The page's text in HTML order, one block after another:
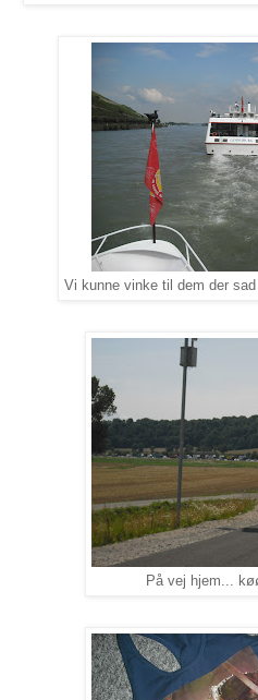
Vi kunne vinke til dem der
På vej hjem...